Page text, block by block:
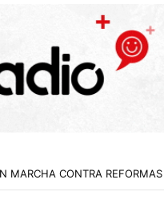
LA NORMALIZACIÓN DE